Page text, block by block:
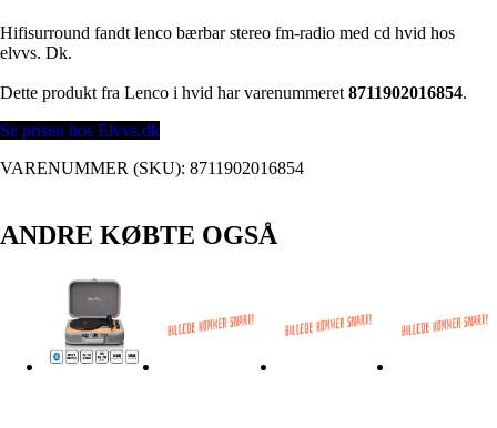
Hifisurround fandt lenco bærbar stereo fm-radio med cd hvid hos
elvvs. Dk.
Dette produkt fra Lenco i hvid har varenummeret 8711902016854.
Se prisen hos Elvvs.dk
VARENUMMER (SKU): 8711902016854
ANDRE KØBTE OGSÅ